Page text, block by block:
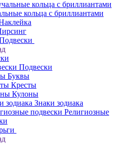
кольца с бриллиантами
Подвески
Буквы
Кресты
Кулоны
Знаки зодиака
Религиозные